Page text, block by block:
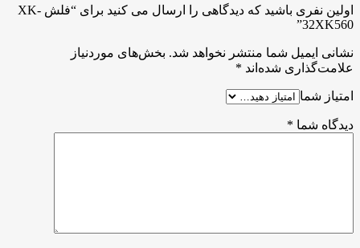
اولین نفری باشید که دیدگاهی را ارسال می کنید برای “فلش XK-
32XK560”
نشانی ایمیل شما منتشر نخواهد شد. بخش‌های موردنیاز
علامت‌گذاری شده‌اند *
امتیاز شما
دیدگاه شما *